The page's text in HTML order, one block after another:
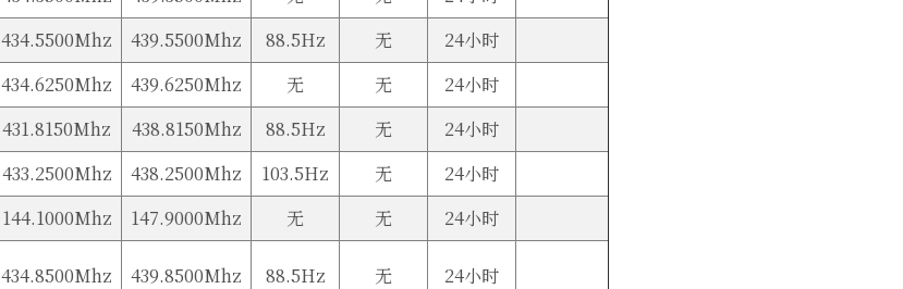
434.5500Mhz 439.5500Mhz 88.5Hz 无
24小时
434.6250Mhz 439.6250Mhz 无 无
24小时
431.8150Mhz 438.8150Mhz 88.5Hz 无
24小时
433.2500Mhz 438.2500Mhz 103.5Hz 无
24小时
144.1000Mhz 147.9000Mhz 无 无 24小时
434.8500Mhz 439.8500Mhz 88.5Hz 无 24小时